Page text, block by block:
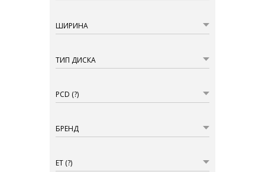
ШИРИНА
ТИП ДИСКА
PCD (?)
БРЕНД
ET (?)